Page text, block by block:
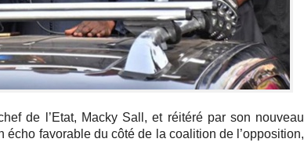
de l’Etat, Macky Sall, et réitéré par son nouveau
écho favorable du côté de la coalition de l’opposition,